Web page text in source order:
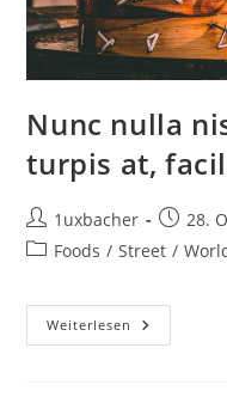
Nunc nulla
turpis at,
1uxbacher
28.
Foods / Street /
Weiterlesen